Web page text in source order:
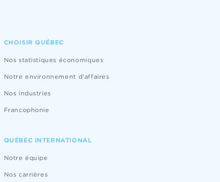
CHOISIR QUÉBEC
Nos statistiques économiques
Notre environnement d'affaires
Nos industries
Francophonie
QUÉBEC INTERNATIONAL
Notre équipe
Nos carrières